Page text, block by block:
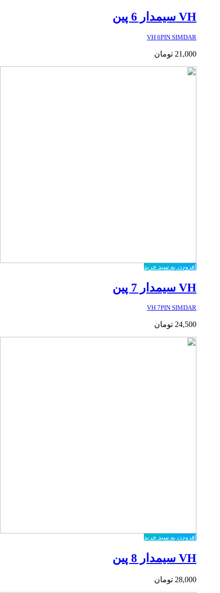
VH سیمدار 6 پین
VH 6PIN SIMDAR
21,000 تومان
افزودن به سبد خرید
VH سیمدار 7 پین
VH 7PIN SIMDAR
24,500 تومان
افزودن به سبد خرید
VH سیمدار 8 پین
28,000 تومان